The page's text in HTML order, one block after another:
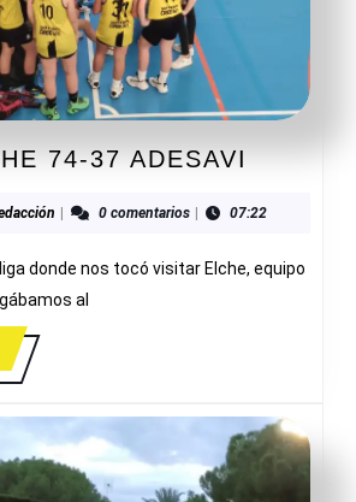
74-37 ADESAVI
74-
Redacción0 comentarios 07:22
donde nos tocó visitar Elche, equipo
al